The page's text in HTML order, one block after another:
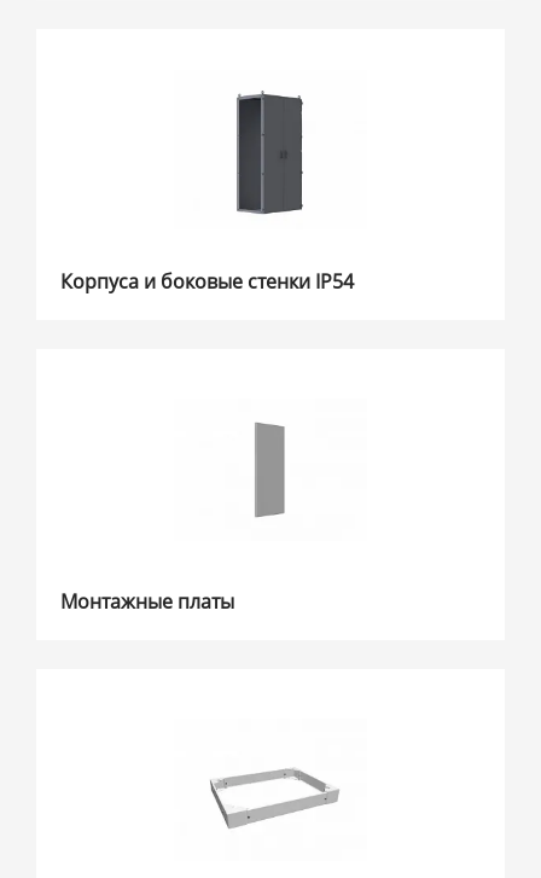
Корпуса и боковые стенки IP54
Монтажные платы